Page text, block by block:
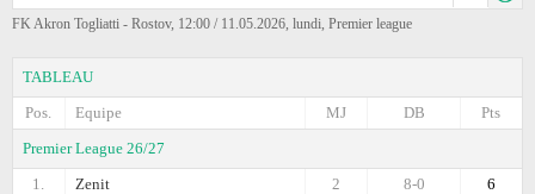
FK Akron Togliatti - Rostov, 12:00 / 11.05.2026, lundi, Premier league
TABLEAU
Pos.
Equipe Pts
DB
MJ
Premier League 26/27
1.
Zenit 6
8-0
2